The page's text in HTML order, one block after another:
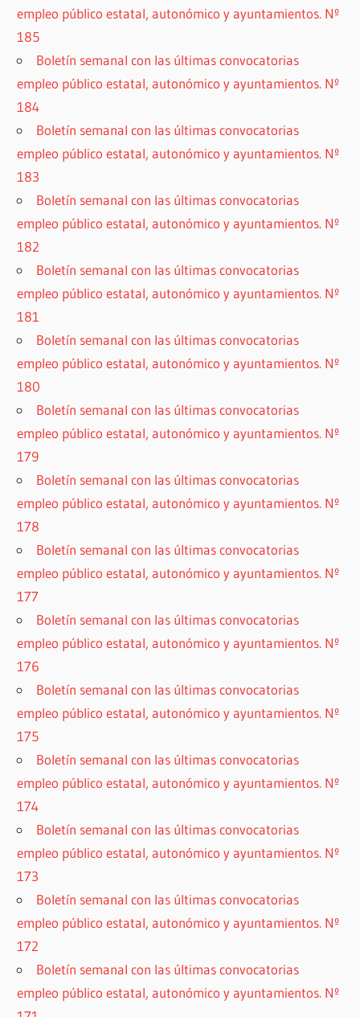
empleo público estatal, autonómico y ayuntamientos. Nº
185
Boletín semanal con las últimas convocatorias
empleo público estatal, autonómico y ayuntamientos. Nº
184
Boletín semanal con las últimas convocatorias
empleo público estatal, autonómico y ayuntamientos. Nº
183
Boletín semanal con las últimas convocatorias
empleo público estatal, autonómico y ayuntamientos. Nº
182
Boletín semanal con las últimas convocatorias
empleo público estatal, autonómico y ayuntamientos. Nº
181
Boletín semanal con las últimas convocatorias
empleo público estatal, autonómico y ayuntamientos. Nº
180
Boletín semanal con las últimas convocatorias
empleo público estatal, autonómico y ayuntamientos. Nº
179
Boletín semanal con las últimas convocatorias
empleo público estatal, autonómico y ayuntamientos. Nº
178
Boletín semanal con las últimas convocatorias
empleo público estatal, autonómico y ayuntamientos. Nº
177
Boletín semanal con las últimas convocatorias
empleo público estatal, autonómico y ayuntamientos. Nº
176
Boletín semanal con las últimas convocatorias
empleo público estatal, autonómico y ayuntamientos. Nº
175
Boletín semanal con las últimas convocatorias
empleo público estatal, autonómico y ayuntamientos. Nº
174
Boletín semanal con las últimas convocatorias
empleo público estatal, autonómico y ayuntamientos. Nº
173
Boletín semanal con las últimas convocatorias
empleo público estatal, autonómico y ayuntamientos. Nº
172
Boletín semanal con las últimas convocatorias
empleo público estatal, autonómico y ayuntamientos. Nº